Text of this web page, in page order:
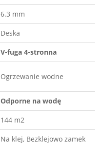
6.3 mm
Deska
V-fuga 4-stronna
Ogrzewanie wodne
Odporne na wodę
144 m2
Na klej, Bezklejowo zamek